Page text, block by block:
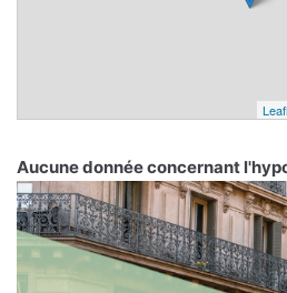
Aucune donnée concernant